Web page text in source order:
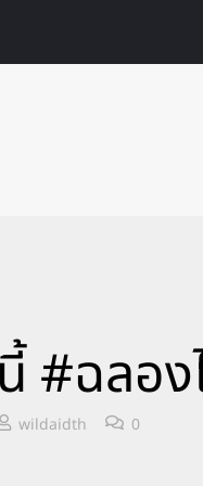
#ฉลอง
wildaidth 0